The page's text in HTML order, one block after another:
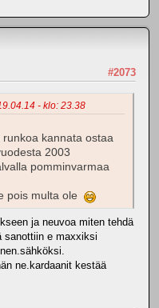
#2073
- klo: 23.38
kannata ostaa
2003
pomminvarmaa
pois multa ole
ja neuvoa miten tehdä
e maxxiksi
ne.kardaanit kestää